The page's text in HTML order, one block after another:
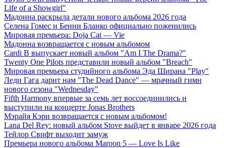
Life of a Showgirl"
Мадонна раскрыла детали нового альбома 2026 года
Селена Гомес и Бенни Бланко официально поженились
Мировая премьера: Doja Cat — Vie
Мадонна возвращается с новым альбомом
Cardi B выпускает новый альбом "Am I The Drama?"
Twenty One Pilots представили новый альбом "Breach"
Мировая премьера студийного альбома Эда Ширана "Play"
Леди Гага дарит нам "The Dead Dance" — мрачный гимн
нового сезона "Wednesday"
Fifth Harmony впервые за семь лет воссоединились и
выступили на концерте Jonas Brothers
Мэрайя Кэри возвращается с новым альбомом!
Lana Del Rey: новый альбом Stove выйдет в январе 2026 года
Тейлор Свифт выходит замуж
Премьера нового альбома Maroon 5 — Love Is Like